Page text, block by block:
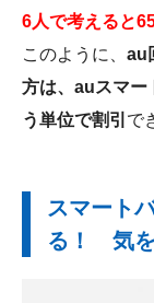
6人で考えると
このように、 au
方は、auスマー
う単位で割引 で
スマート
る！ 気を